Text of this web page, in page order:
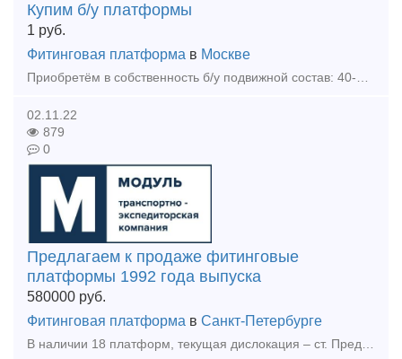
Купим б/у платформы
1 руб.
Фитинговая платформа в Москве
Приобретём в собственность б/у подвижной состав: 40-футовые универсальные платформы с деревянным или деревометаллическим полом.
02.11.22
879
0
Предлагаем к продаже фитинговые
платформы 1992 года выпуска
580000 руб.
Фитинговая платформа в Санкт-Петербурге
В наличии 18 платформ, текущая дислокация – ст. Предпортовая Октябрьской жд. Платформы требуют планового ремонта. Из базы АБД ПВ не исключены, могут следовать по путям ОАО «РЖД» к месту ремонт